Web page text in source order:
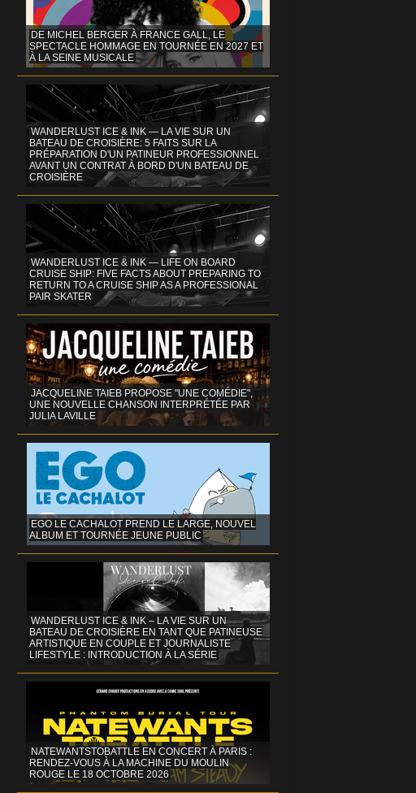
DE MICHEL BERGER À FRANCE GALL, LE
SPECTACLE HOMMAGE EN TOURNÉE EN 2027 ET
À LA SEINE MUSICALE
WANDERLUST ICE & INK — LA VIE SUR UN
BATEAU DE CROISIÈRE: 5 FAITS SUR LA
PRÉPARATION D'UN PATINEUR PROFESSIONNEL
AVANT UN CONTRAT À BORD D'UN BATEAU DE
CROISIÈRE
WANDERLUST ICE & INK — LIFE ON BOARD
CRUISE SHIP: FIVE FACTS ABOUT PREPARING TO
RETURN TO A CRUISE SHIP AS A PROFESSIONAL
PAIR SKATER
JACQUELINE TAIEB PROPOSE "UNE COMÉDIE",
UNE NOUVELLE CHANSON INTERPRÉTÉE PAR
JULIA LAVILLE
EGO LE CACHALOT PREND LE LARGE, NOUVEL
ALBUM ET TOURNÉE JEUNE PUBLIC
WANDERLUST ICE & INK – LA VIE SUR UN
BATEAU DE CROISIÈRE EN TANT QUE PATINEUSE
ARTISTIQUE EN COUPLE ET JOURNALISTE
LIFESTYLE : INTRODUCTION À LA SÉRIE
NATEWANTSTOBATTLE EN CONCERT À PARIS :
RENDEZ-VOUS À LA MACHINE DU MOULIN
ROUGE LE 18 OCTOBRE 2026